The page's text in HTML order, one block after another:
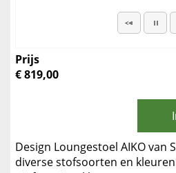
Prijs
€ 819,00
Design Loungestoel AIKO van
diverse stofsoorten en